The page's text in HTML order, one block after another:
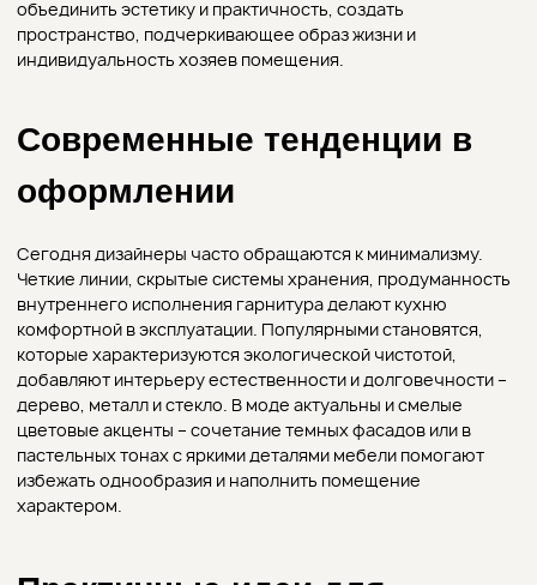
Практичные идеи для
вдохновения
цветовые акценты – сочетание темных фасадов или в
пастельных тонах с яркими деталями мебели помогают
избежать однообразия и наполнить помещение
характером.
Независимо от выбранной стилистики, на первом месте
использовании и привлекательной визуально.
Оптимальное распределение элементов гарнитура в
между рабочими зонами, а современные технологии
гарантируют комфорт приготовления пищи, хранения
различных аксессуаров.